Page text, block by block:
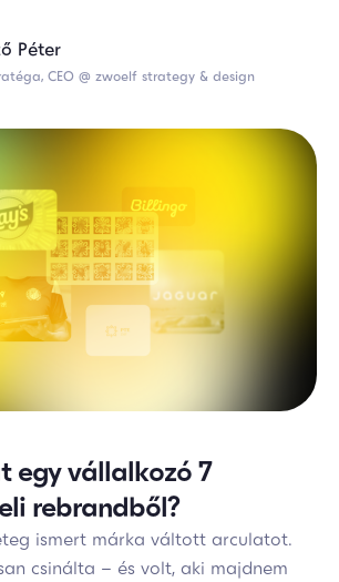
Péter
CEO @ zwoelf strategy & design
egy vállalkozó 7
rebrandből?
ismert márka váltott arculatot.
csinálta – és volt, aki majdnem